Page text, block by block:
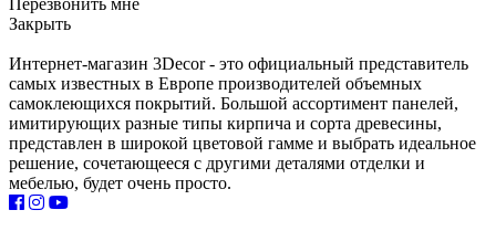
Перезвонить мне
Закрыть
Интернет-магазин 3Decor - это официальный представитель
самых известных в Европе производителей объемных
самоклеющихся покрытий. Большой ассортимент панелей,
имитирующих разные типы кирпича и сорта древесины,
представлен в широкой цветовой гамме и выбрать идеальное
решение, сочетающееся с другими деталями отделки и
мебелью, будет очень просто.